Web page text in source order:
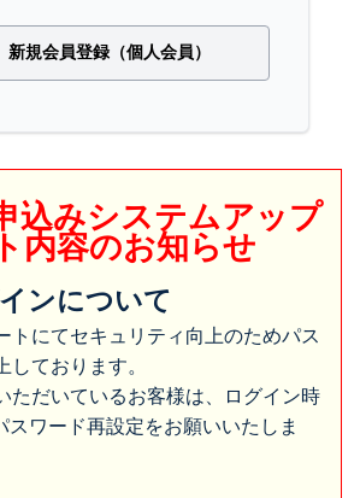
新規会員登録（個人会員）
込みシステムアップ
内容のお知らせ
ンについて
トにてセキュリティ向上のためパス
ております。
ただいているお客様は、ログイン時
スワード再設定をお願いいたしま